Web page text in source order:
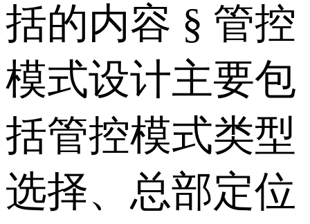
括的内容 § 管控
模式设计主要包
括管控模式类型
选择、总部定位